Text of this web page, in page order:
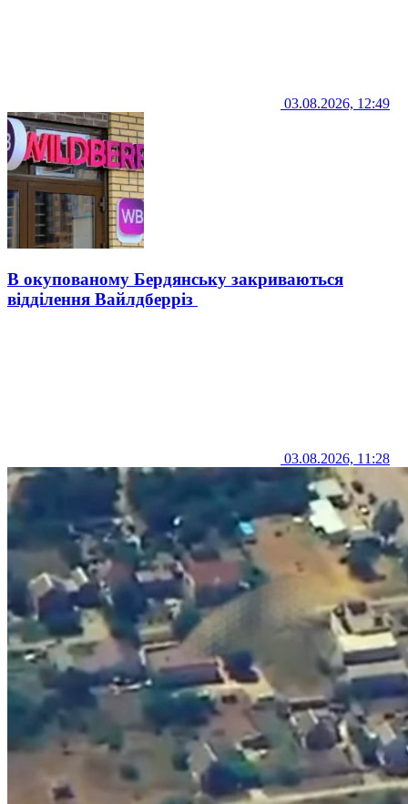
03.08.2026, 12:49
В окупованому Бердянську закриваються
відділення Вайлдберріз
03.08.2026, 11:28